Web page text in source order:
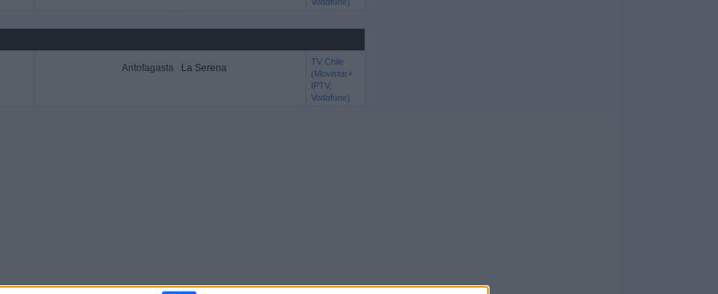
Antofagasta La Serena
TV Chile
(Movistar+
IPTV,
Vodafone)